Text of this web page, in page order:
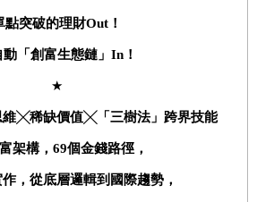
點突破的理財Out！
「創富生態鏈」 In！
★
╳稀缺價值╳「三樹法」跨界技能
架構， 69個金錢路徑，
，從底層邏輯到國際趨勢，